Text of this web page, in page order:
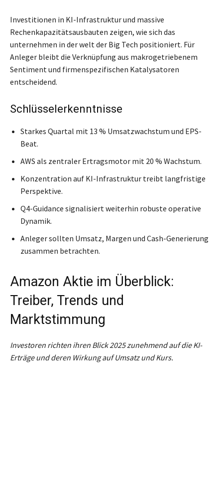
Investitionen in KI-Infrastruktur und massive
Rechenkapazitätsausbauten zeigen, wie sich das
unternehmen in der welt der Big Tech positioniert. Für
Anleger bleibt die Verknüpfung aus makrogetriebenem
Sentiment und firmenspezifischen Katalysatoren
entscheidend.
Schlüsselerkenntnisse
Starkes Quartal mit 13 % Umsatzwachstum und EPS-
Beat.
AWS als zentraler Ertragsmotor mit 20 % Wachstum.
Konzentration auf KI-Infrastruktur treibt langfristige
Perspektive.
Q4-Guidance signalisiert weiterhin robuste operative
Dynamik.
Anleger sollten Umsatz, Margen und Cash-Generierung
zusammen betrachten.
Amazon Aktie im Überblick:
Treiber, Trends und
Marktstimmung
Investoren richten ihren Blick 2025 zunehmend auf die KI-
Erträge und deren Wirkung auf Umsatz und Kurs.